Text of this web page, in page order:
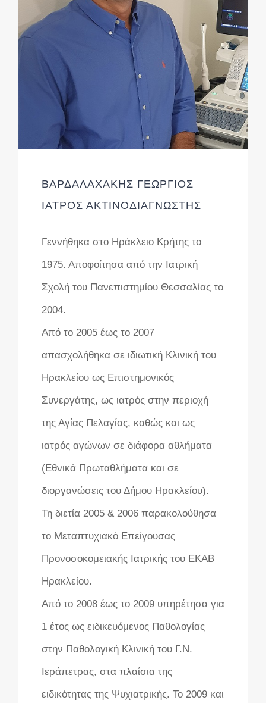
ΒΑΡΔΑΛΑΧΑΚΗΣ ΓΕΩΡΓΙΟΣ
ΙΑΤΡΟΣ ΑΚΤΙΝΟΔΙΑΓΝΩΣΤΗΣ
Γεννήθηκα στο Ηράκλειο Κρήτης το
1975. Αποφοίτησα από την Ιατρική
Σχολή του Πανεπιστημίου Θεσσαλίας το
2004.
Από το 2005 έως το 2007
απασχολήθηκα σε ιδιωτική Κλινική του
Ηρακλείου ως Επιστημονικός
Συνεργάτης, ως ιατρός στην περιοχή
της Αγίας Πελαγίας, καθώς και ως
ιατρός αγώνων σε διάφορα αθλήματα
(Εθνικά Πρωταθλήματα και σε
διοργανώσεις του Δήμου Ηρακλείου).
Τη διετία 2005 & 2006 παρακολούθησα
το Μεταπτυχιακό Επείγουσας
Προνοσοκομειακής Ιατρικής του ΕΚΑΒ
Ηρακλείου.
Από το 2008 έως το 2009 υπηρέτησα για
1 έτος ως ειδικευόμενος Παθολογίας
στην Παθολογική Κλινική του Γ.Ν.
Ιεράπετρας, στα πλαίσια της
ειδικότητας της Ψυχιατρικής. Το 2009 και